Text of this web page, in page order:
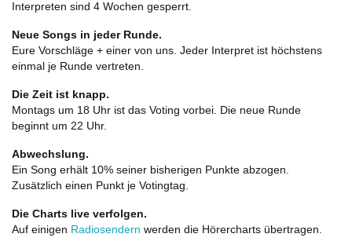
Interpreten sind 4 Wochen gesperrt.
Neue Songs in jeder Runde.
Eure Vorschläge + einer von uns. Jeder Interpret ist höchstens
einmal je Runde vertreten.
Die Zeit ist knapp.
Montags um 18 Uhr ist das Voting vorbei. Die neue Runde
beginnt um 22 Uhr.
Abwechslung.
Ein Song erhält 10% seiner bisherigen Punkte abzogen.
Zusätzlich einen Punkt je Votingtag.
Die Charts live verfolgen.
Auf einigen Radiosendern werden die Hörercharts übertragen.